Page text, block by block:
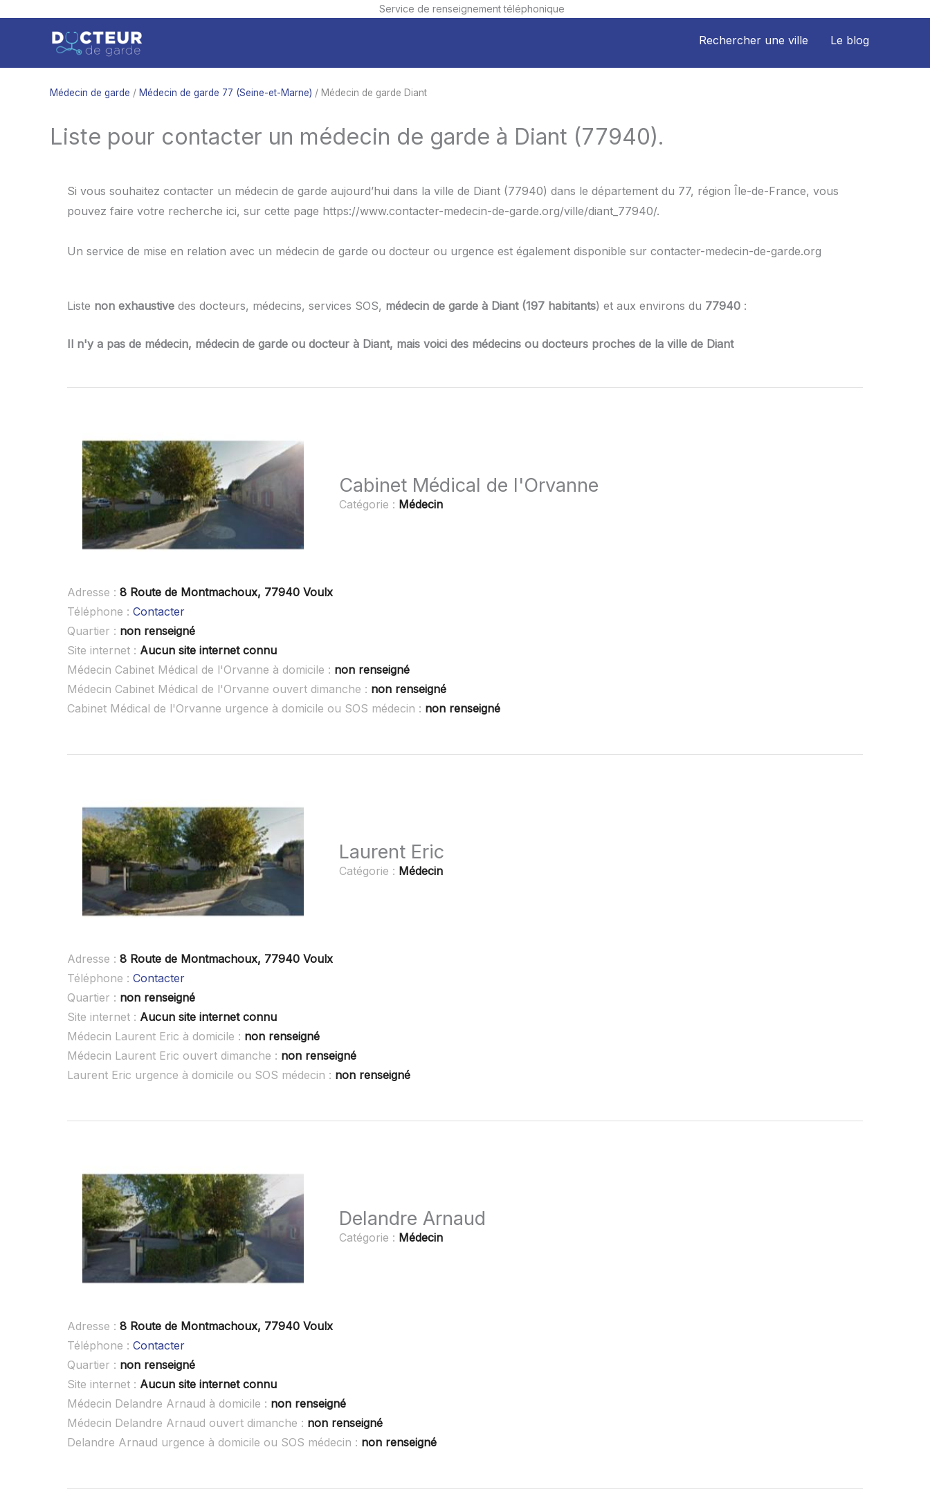
Service de renseignement téléphonique
contenu
Rechercher une ville Le blog
Médecin de garde / Médecin de garde 77 (Seine-et-Marne) / Médecin de garde Diant
Liste pour contacter un médecin de garde à Diant (77940).
Si vous souhaitez contacter un médecin de garde aujourd’hui dans la ville de Diant (77940) dans le département du 77, région Île-de-France, vous
pouvez faire votre recherche ici, sur cette page https://www.contacter-medecin-de-garde.org/ville/diant_77940/.
Un service de mise en relation avec un médecin de garde ou docteur ou urgence est également disponible sur contacter-medecin-de-garde.org
Liste non exhaustive des docteurs, médecins, services SOS, médecin de garde à Diant (197 habitants) et aux environs du 77940 :
Il n'y a pas de médecin, médecin de garde ou docteur à Diant, mais voici des médecins ou docteurs proches de la ville de Diant
Cabinet Médical de l'Orvanne
Catégorie : Médecin
Adresse : 8 Route de Montmachoux, 77940 Voulx
Téléphone : Contacter
Quartier : non renseigné
Site internet : Aucun site internet connu
Médecin Cabinet Médical de l'Orvanne à domicile : non renseigné
Médecin Cabinet Médical de l'Orvanne ouvert dimanche : non renseigné
Cabinet Médical de l'Orvanne urgence à domicile ou SOS médecin : non renseigné
Laurent Eric
Catégorie : Médecin
Adresse : 8 Route de Montmachoux, 77940 Voulx
Téléphone : Contacter
Quartier : non renseigné
Site internet : Aucun site internet connu
Médecin Laurent Eric à domicile : non renseigné
Médecin Laurent Eric ouvert dimanche : non renseigné
Laurent Eric urgence à domicile ou SOS médecin : non renseigné
Delandre Arnaud
Catégorie : Médecin
Adresse : 8 Route de Montmachoux, 77940 Voulx
Téléphone : Contacter
Quartier : non renseigné
Site internet : Aucun site internet connu
Médecin Delandre Arnaud à domicile : non renseigné
Médecin Delandre Arnaud ouvert dimanche : non renseigné
Delandre Arnaud urgence à domicile ou SOS médecin : non renseigné